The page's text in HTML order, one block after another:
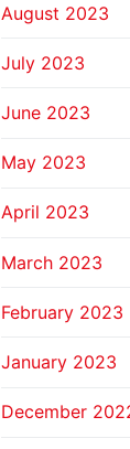
August 2023
July 2023
June 2023
May 2023
April 2023
March 2023
February 2023
January 2023
December